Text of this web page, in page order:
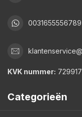
KVK nummer:
Categorieën